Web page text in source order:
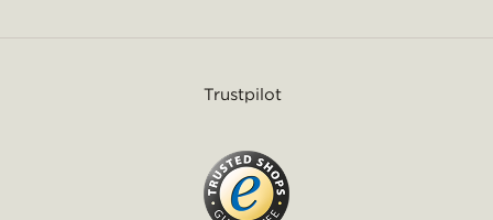
Trustpilot